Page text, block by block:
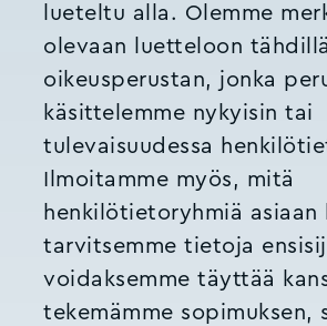
lueteltu alla. Olemme
olevaan luetteloon tähdillä
oikeusperustan, jonka
käsittelemme nykyisin tai
tulevaisuudessa
Ilmoitamme myös, mitä
henkilötietoryhmiä asiaan
tarvitsemme tietoja
voidaksemme täyttää
tekemämme sopimuksen,